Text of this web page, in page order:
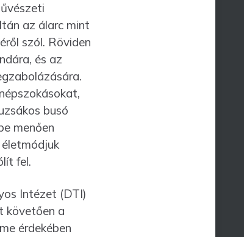
az álarc mint
szól. Röviden
és az
busó
menően
fel.
Intézet (DTI)
követően a
érdekében